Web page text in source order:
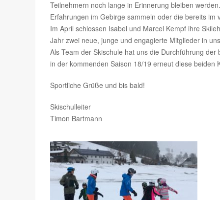
Teilnehmern noch lange in Erinnerung bleiben
Erfahrungen im Gebirge sammeln oder die bereits
Im April schlossen Isabel und Marcel Kempf ihre
Jahr zwei neue, junge und engagierte Mitglieder in
Als Team der Skischule hat uns die Durchführung
in der kommenden Saison 18/19 erneut diese beiden
Sportliche Grüße und bis bald!
Skischulleiter
Timon Bartmann